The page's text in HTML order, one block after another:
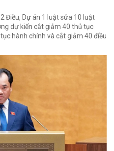
Điều, Dự án 1 luật sửa 10 luật
dự kiến cắt giảm 40 thủ tục
hành chính và cắt giảm 40 điều